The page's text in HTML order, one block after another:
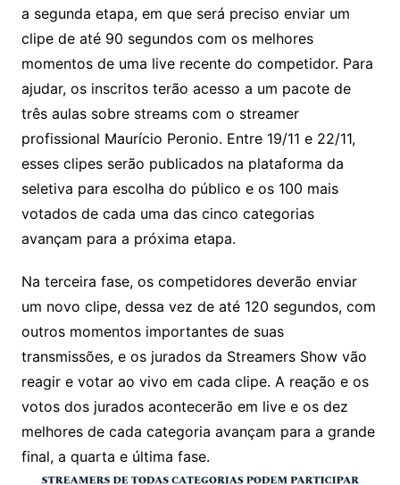
a segunda etapa, em que será preciso enviar um
clipe de até 90 segundos com os melhores
momentos de uma live recente do competidor. Para
ajudar, os inscritos terão acesso a um pacote de
três aulas sobre streams com o streamer
profissional Maurício Peronio. Entre 19/11 e 22/11,
esses clipes serão publicados na plataforma da
seletiva para escolha do público e os 100 mais
votados de cada uma das cinco categorias
avançam para a próxima etapa.
Na terceira fase, os competidores deverão enviar
um novo clipe, dessa vez de até 120 segundos, com
outros momentos importantes de suas
transmissões, e os jurados da Streamers Show vão
reagir e votar ao vivo em cada clipe. A reação e os
votos dos jurados acontecerão em live e os dez
melhores de cada categoria avançam para a grande
final, a quarta e última fase.